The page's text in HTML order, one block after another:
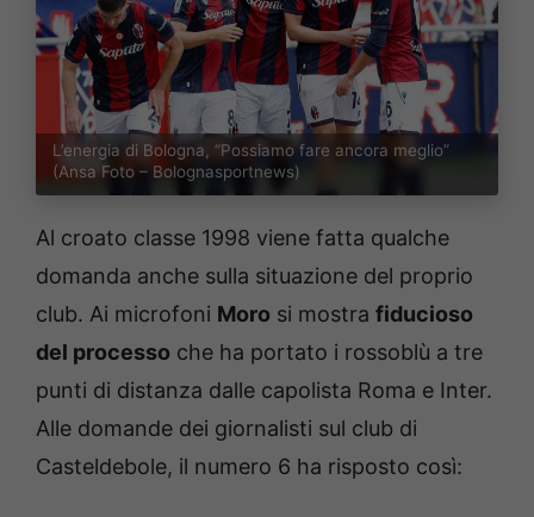
L’energia di Bologna, “Possiamo fare ancora meglio”
(Ansa Foto – Bolognasportnews)
Al croato classe 1998 viene fatta qualche
domanda anche sulla situazione del proprio
club. Ai microfoni Moro si mostra fiducioso
del processo che ha portato i rossoblù a tre
punti di distanza dalle capolista Roma e Inter.
Alle domande dei giornalisti sul club di
Casteldebole, il numero 6 ha risposto così: